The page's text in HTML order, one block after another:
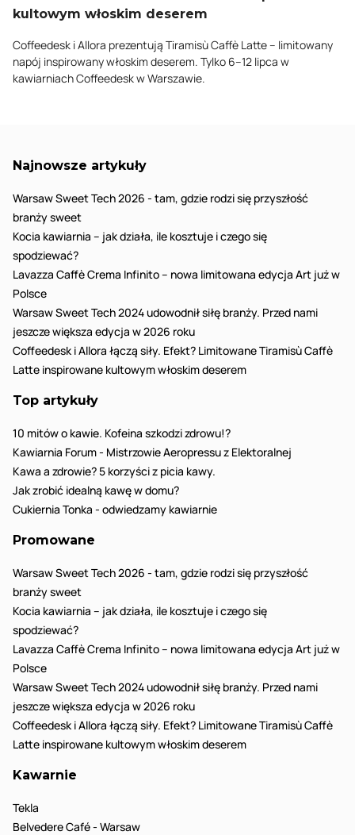
kultowym włoskim deserem
Coffeedesk i Allora prezentują Tiramisù Caffè Latte – limitowany
napój inspirowany włoskim deserem. Tylko 6–12 lipca w
kawiarniach Coffeedesk w Warszawie.
Najnowsze artykuły
Warsaw Sweet Tech 2026 - tam, gdzie rodzi się przyszłość
branży sweet
Kocia kawiarnia – jak działa, ile kosztuje i czego się
spodziewać?
Lavazza Caffè Crema Infinito – nowa limitowana edycja Art już w
Polsce
Warsaw Sweet Tech 2024 udowodnił siłę branży. Przed nami
jeszcze większa edycja w 2026 roku
Coffeedesk i Allora łączą siły. Efekt? Limitowane Tiramisù Caffè
Latte inspirowane kultowym włoskim deserem
Top artykuły
10 mitów o kawie. Kofeina szkodzi zdrowu!?
Kawiarnia Forum - Mistrzowie Aeropressu z Elektoralnej
Kawa a zdrowie? 5 korzyści z picia kawy.
Jak zrobić idealną kawę w domu?
Cukiernia Tonka - odwiedzamy kawiarnie
Promowane
Warsaw Sweet Tech 2026 - tam, gdzie rodzi się przyszłość
branży sweet
Kocia kawiarnia – jak działa, ile kosztuje i czego się
spodziewać?
Lavazza Caffè Crema Infinito – nowa limitowana edycja Art już w
Polsce
Warsaw Sweet Tech 2024 udowodnił siłę branży. Przed nami
jeszcze większa edycja w 2026 roku
Coffeedesk i Allora łączą siły. Efekt? Limitowane Tiramisù Caffè
Latte inspirowane kultowym włoskim deserem
Kawarnie
Tekla
Belvedere Café - Warsaw